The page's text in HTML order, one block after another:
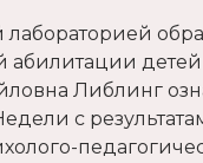
абилитации детей
Либлинг
с